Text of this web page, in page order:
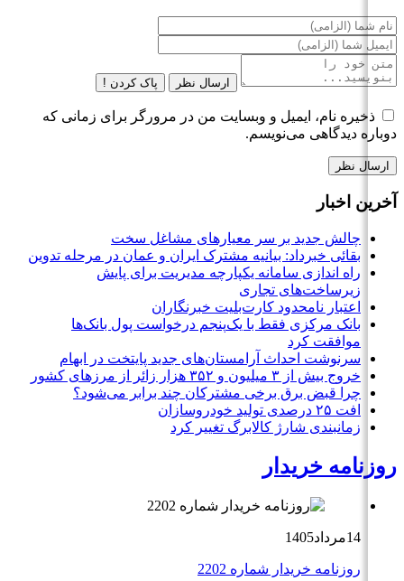
ارسال نظر پاک کردن !
ذخیره نام، ایمیل و وبسایت من در مرورگر برای زمانی که
دوباره دیدگاهی می‌نویسم.
آخرین اخبار
چالش جدید بر سر معیارهای مشاغل سخت
بقائی خبرداد: بیانیه مشترک ایران و عمان در مرحله تدوین
راه اندازی سامانه یکپارچه مدیریت برای پایش
زیرساخت‌های تجاری
اعتبار نامحدود کارت‌بلیت خبرنگاران
بانک مرکزی فقط با یک‌‎پنجم درخواست پول بانک‌ها
موافقت کرد
سرنوشت احداث آرامستان‌های جدید پایتخت در ابهام
خروج بیش از ۳ میلیون و ۳۵۲ هزار زائر از مرزهای کشور
چرا قبض برق برخی مشترکان چند برابر می‌شود؟
افت ۲۵ درصدی تولید خودروسازان
زمانبندی شارژ کالابرگ تغییر کرد
روزنامه خریدار
14مرداد1405
روزنامه خریدار شماره 2202